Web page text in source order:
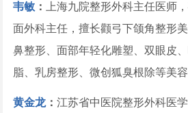
韦敏 ：上海九院整形外科主任医师
面外科主任，擅长颧弓下颌角整形
鼻整形、面部年轻化雕塑、双眼皮
脂、乳房整形、微创狐臭根除等美容
黄金龙：江苏省中医院整形外科医